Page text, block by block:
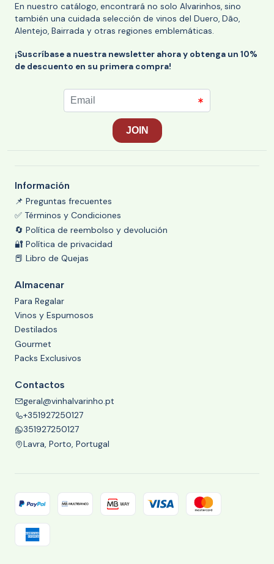
En nuestro catálogo, encontrará no solo Alvarinhos, sino
también una cuidada selección de vinos del Duero, Dão,
Alentejo, Bairrada y otras regiones emblemáticas.
¡Suscríbase a nuestra newsletter ahora y obtenga un 10%
de descuento en su primera compra!
Información
📌 Preguntas frecuentes
✅ Términos y Condiciones
🔄 Política de reembolso y devolución
🔐 Política de privacidad
📕 Libro de Quejas
Almacenar
Para Regalar
Vinos y Espumosos
Destilados
Gourmet
Packs Exclusivos
Contactos
geral@vinhalvarinho.pt
+351927250127
351927250127
Lavra, Porto, Portugal